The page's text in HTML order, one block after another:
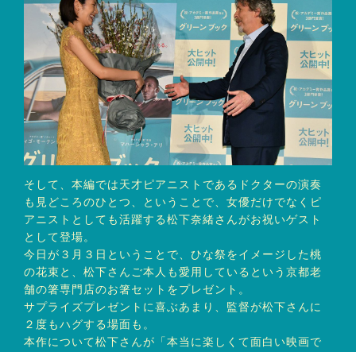
そして、本編では天才ピアニストであるドクターの演奏
も見どころのひとつ、ということで、女優だけでなくピ
アニストとしても活躍する松下奈緒さんがお祝いゲスト
として登場。
今日が３月３日ということで、ひな祭をイメージした桃
の花束と、松下さんご本人も愛用しているという京都老
舗の箸専門店のお箸セットをプレゼント。
サプライズプレゼントに喜ぶあまり、監督が松下さんに
２度もハグする場面も。
本作について松下さんが「本当に楽しくて面白い映画で